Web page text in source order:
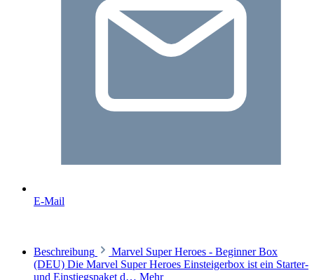
E-Mail
Beschreibung
Marvel Super Heroes - Beginner Box
(DEU) Die Marvel Super Heroes Einsteigerbox ist ein Starter‑
und Einstiegspaket d… Mehr